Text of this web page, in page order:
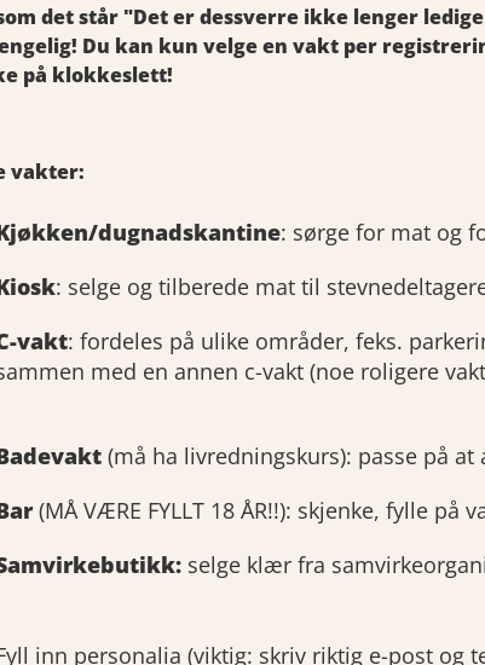
det står "Det er dessverre ikke lenger
Du kan kun velge en vakt per
på klokkeslett!
vakter:
dugnadskantine: sørge for mat og
: selge og tilberede mat til
vakt: fordeles på ulike områder, feks.
med en annen c-vakt (noe roligere
(må ha livredningskurs): passe på
(MÅ VÆRE FYLLT 18 ÅR!!): skjenke, fylle på
selge klær fra
inn personalia (viktig: skriv riktig e-post og